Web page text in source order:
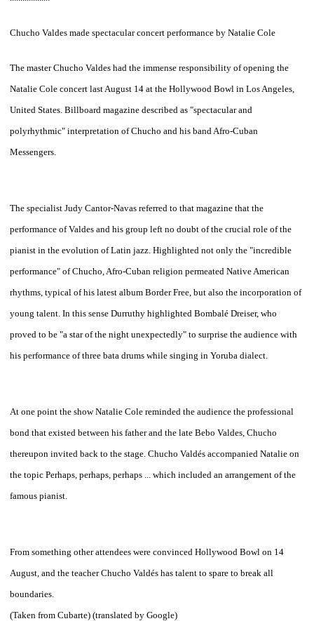
Chucho Valdes made ​​spectacular concert performance by Natalie Cole
The master Chucho Valdes had the immense responsibility of opening the
Natalie Cole concert last August 14 at the Hollywood Bowl in Los Angeles,
United States. Billboard magazine described as "spectacular and
polyrhythmic" interpretation of Chucho and his band Afro-Cuban
Messengers.
The specialist Judy Cantor-Navas referred to that magazine that the
performance of Valdes and his group left no doubt of the crucial role of the
pianist in the evolution of Latin jazz. Highlighted not only the "incredible
performance" of Chucho, Afro-Cuban religion permeated Native American
rhythms, typical of his latest album Border Free, but also the incorporation of
young talent. In this sense Durruthy highlighted Bombalé Dreiser, who
proved to be "a star of the night unexpectedly" to surprise the audience with
his performance of three bata drums while singing in Yoruba dialect.
At one point the show Natalie Cole reminded the audience the professional
bond that existed between his father and the late Bebo Valdes, Chucho
thereupon invited back to the stage. Chucho Valdés accompanied Natalie on
the topic Perhaps, perhaps, perhaps ... which included an arrangement of the
famous pianist.
From something other attendees were convinced Hollywood Bowl on 14
August, and the teacher Chucho Valdés has talent to spare to break all
boundaries.
(Taken from Cubarte) (translated by Google)